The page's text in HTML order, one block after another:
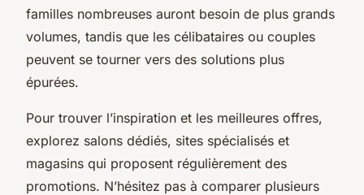
familles nombreuses auront besoin de plus grands
volumes, tandis que les célibataires ou couples
peuvent se tourner vers des solutions plus
épurées.
Pour trouver l’inspiration et les meilleures offres,
explorez salons dédiés, sites spécialisés et
magasins qui proposent régulièrement des
promotions. N’hésitez pas à comparer plusieurs